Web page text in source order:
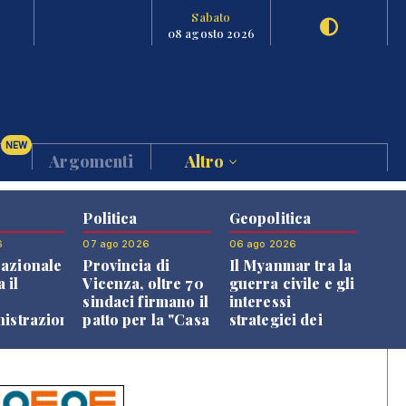
Sabato
08 agosto 2026
NEW
Argomenti Altro
il
Politica
07 ago 2026
Provincia di
Vicenza, oltre 70
sindaci firmano il
patto per la "Casa
Geopolitica
06 ago 2026
Il Myanmar tra la
guerra civile e gli
interessi
strategici dei